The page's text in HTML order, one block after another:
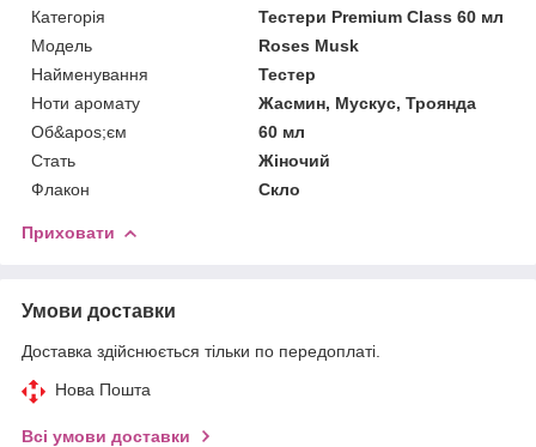
Категорія
Тестери Premium Class 60 мл
Мoдель
Roses Musk
Найменування
Тестер
Ноти аромату
Жасмин, Мускус, Троянда
Об&apos;єм
60 мл
Стать
Жіночий
Флакон
Скло
Приховати
Умови доставки
Доставка здійснюється тільки по передоплаті.
Нова Пошта
Всі умови доставки